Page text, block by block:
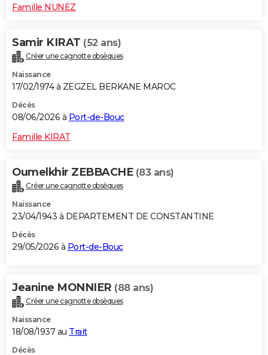
Famille NUNEZ
Samir KIRAT (52 ans)
Créer une cagnotte obsèques
Naissance
17/02/1974 à ZEGZEL BERKANE MAROC
Décès
08/06/2026 à Port-de-Bouc
Famille KIRAT
Oumelkhir ZEBBACHE (83 ans)
Créer une cagnotte obsèques
Naissance
23/04/1943 à DEPARTEMENT DE CONSTANTINE
Décès
29/05/2026 à Port-de-Bouc
Jeanine MONNIER (88 ans)
Créer une cagnotte obsèques
Naissance
18/08/1937 au Trait
Décès